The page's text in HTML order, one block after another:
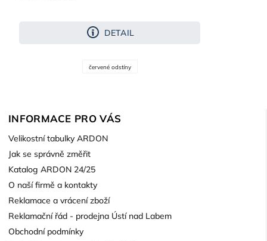
DETAIL
červené odstíny
INFORMACE PRO VÁS
Velikostní tabulky ARDON
Jak se správně změřit
Katalog ARDON 24/25
O naší firmě a kontakty
Reklamace a vrácení zboží
Reklamační řád - prodejna Ústí nad Labem
Obchodní podmínky